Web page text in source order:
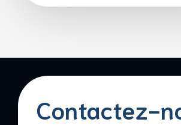
Contactez-